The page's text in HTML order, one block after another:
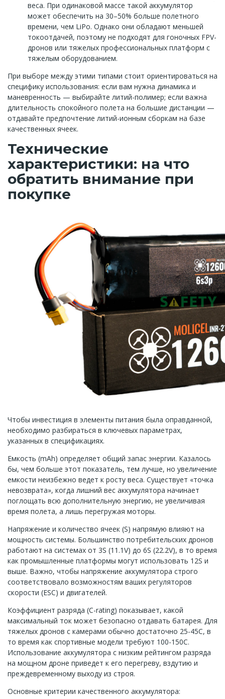
веса. При одинаковой массе такой аккумулятор
может обеспечить на 30–50% больше полетного
времени, чем LiPo. Однако они обладают меньшей
токоотдачей, поэтому не подходят для гоночных FPV-
дронов или тяжелых профессиональных платформ с
тяжелым оборудованием.
При выборе между этими типами стоит ориентироваться на
специфику использования: если вам нужна динамика и
маневренность — выбирайте литий-полимер; если важна
длительность спокойного полета на большие дистанции —
отдавайте предпочтение литий-ионным сборкам на базе
качественных ячеек.
Технические
характеристики: на что
обратить внимание при
покупке
Чтобы инвестиция в элементы питания была оправданной,
необходимо разбираться в ключевых параметрах,
указанных в спецификациях.
Емкость (mAh) определяет общий запас энергии. Казалось
бы, чем больше этот показатель, тем лучше, но увеличение
емкости неизбежно ведет к росту веса. Существует «точка
невозврата», когда лишний вес аккумулятора начинает
поглощать всю дополнительную энергию, не увеличивая
время полета, а лишь перегружая моторы.
Напряжение и количество ячеек (S) напрямую влияют на
мощность системы. Большинство потребительских дронов
работают на системах от 3S (11.1V) до 6S (22.2V), в то время
как промышленные платформы могут использовать 12S и
выше. Важно, чтобы напряжение аккумулятора строго
соответствовало возможностям ваших регуляторов
скорости (ESC) и двигателей.
Коэффициент разряда (C-rating) показывает, какой
максимальный ток может безопасно отдавать батарея. Для
тяжелых дронов с камерами обычно достаточно 25-45C, в
то время как спортивные модели требуют 100-150C.
Использование аккумулятора с низким рейтингом разряда
на мощном дроне приведет к его перегреву, вздутию и
преждевременному выходу из строя.
Основные критерии качественного аккумулятора: